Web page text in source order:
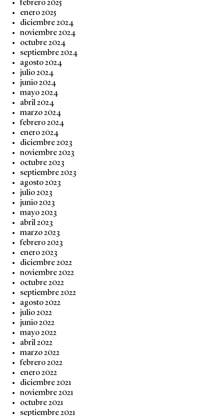
febrero 2025
enero 2025
diciembre 2024
noviembre 2024
octubre 2024
septiembre 2024
agosto 2024
julio 2024
junio 2024
mayo 2024
abril 2024
marzo 2024
febrero 2024
enero 2024
diciembre 2023
noviembre 2023
octubre 2023
septiembre 2023
agosto 2023
julio 2023
junio 2023
mayo 2023
abril 2023
marzo 2023
febrero 2023
enero 2023
diciembre 2022
noviembre 2022
octubre 2022
septiembre 2022
agosto 2022
julio 2022
junio 2022
mayo 2022
abril 2022
marzo 2022
febrero 2022
enero 2022
diciembre 2021
noviembre 2021
octubre 2021
septiembre 2021